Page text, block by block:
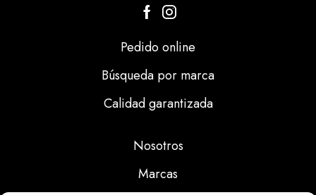
Pedido online
Búsqueda por marca
Calidad garantizada
Nosotros
Marcas